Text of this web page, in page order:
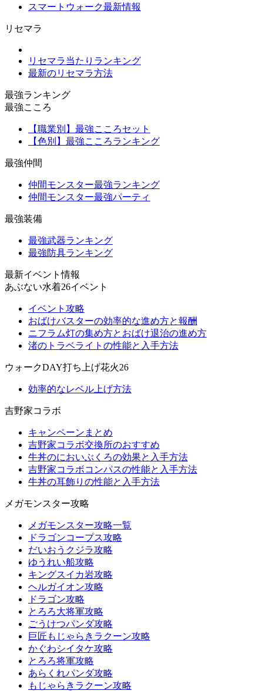
スマートウォーク最新情報
リセマラ
リセマラ当たりランキング
最新のリセマラ方法
最強ランキング
最強こころ
【職業別】最強こころセット
【色別】最強こころランキング
最強仲間
仲間モンスター最強ランキング
仲間モンスター最強パーティ
最強装備
最強武器ランキング
最強防具ランキング
最新イベント情報
あぶない水着26イベント
イベント攻略
おばけバスターの効率的な進め方と報酬
ニフラム灯の集め方とおばけ退治の進め方
渚のトラベライトの性能と入手方法
ウォークDAY打ち上げ花火26
効率的なレベル上げ方法
吉野家コラボ
キャンペーンまとめ
吉野家コラボ交換所のおすすめ
牛丼のにおいぶくろの効果と入手方法
吉野家コラボコンパスの性能と入手方法
牛丼の耳飾りの性能と入手方法
メガモンスター攻略
メガモンスター攻略一覧
ドラゴンコープス攻略
だいおうクジラ攻略
ゆうれい船攻略
キングスイカ岩攻略
ヘルガイオン攻略
ドラゴン攻略
とろろ大将軍攻略
ごうけつパンダ攻略
巨匠もじゃらきラクーン攻略
かぐわシイタケ攻略
とろろ将軍攻略
あらくれパンダ攻略
もじゃらきラクーン攻略